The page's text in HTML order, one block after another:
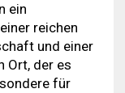
ein
reichen
und einer
Ort, der es
für